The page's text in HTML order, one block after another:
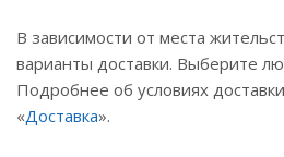
В зависимости от места
варианты доставки. Выберите
Подробнее об условиях
«Доставка».